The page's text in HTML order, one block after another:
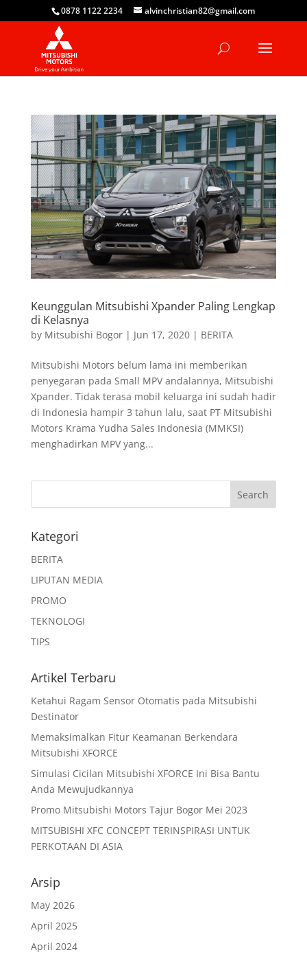
0878 1122 2234 alvinchristian82@gmail.com
Keunggulan Mitsubishi Xpander Paling Lengkap
di Kelasnya
by Mitsubishi Bogor| Jun 17, 2020| BERITA
Mitsubishi Motors belum lama ini memberikan
penyegaran pada Small MPV andalannya, Mitsubishi
Xpander. Tidak terasa mobil keluarga ini sudah hadir
di Indonesia hampir 3 tahun lalu, saat PT Mitsubishi
Motors Krama Yudha Sales Indonesia (MMKSI)
menghadirkan MPV yang...
Kategori
BERITA
LIPUTAN MEDIA
PROMO
TEKNOLOGI
TIPS
Artikel Terbaru
Ketahui Ragam Sensor Otomatis pada Mitsubishi
Destinator
Memaksimalkan Fitur Keamanan Berkendara
Mitsubishi XFORCE
Simulasi Cicilan Mitsubishi XFORCE Ini Bisa Bantu
Anda Mewujudkannya
Promo Mitsubishi Motors Tajur Bogor Mei 2023
MITSUBISHI XFC CONCEPT TERINSPIRASI UNTUK
PERKOTAAN DI ASIA
Arsip
May 2026
April 2025
April 2024